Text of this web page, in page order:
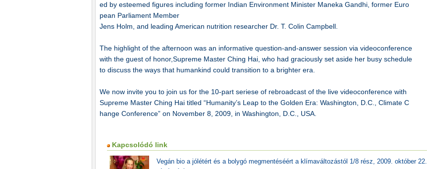
ed by esteemed figures including former Indian Environment Minister Maneka Gandhi, former Euro
pean Parliament Member
Jens Holm, and leading American nutrition researcher Dr. T. Colin Campbell.
The highlight of the afternoon was an informative question-and-answer session via videoconference
with the guest of honor,Supreme Master Ching Hai, who had graciously set aside her busy schedule
to discuss the ways that humankind could transition to a brighter era.
We now invite you to join us for the 10-part seriese of rebroadcast of the live videoconference with
Supreme Master Ching Hai titled “Humanity’s Leap to the Golden Era: Washington, D.C., Climate C
hange Conference” on November 8, 2009, in Washington, D.C., USA.
Kapcsolódó link
Vegán bio a jólétért és a bolygó megmentéséért a klímaváltozástól 1/8 rész, 2009. október 22.